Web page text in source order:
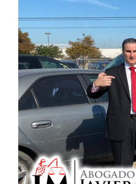
Lucia Peña
★★ ★★★